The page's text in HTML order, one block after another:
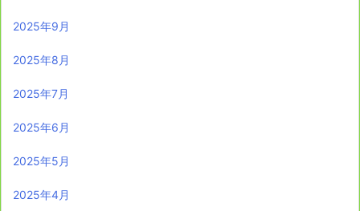
2025年9月
2025年8月
2025年7月
2025年6月
2025年5月
2025年4月